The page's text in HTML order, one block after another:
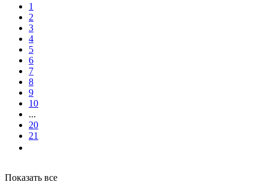
1
2
3
4
5
6
7
8
9
10
...
20
21
Показать все